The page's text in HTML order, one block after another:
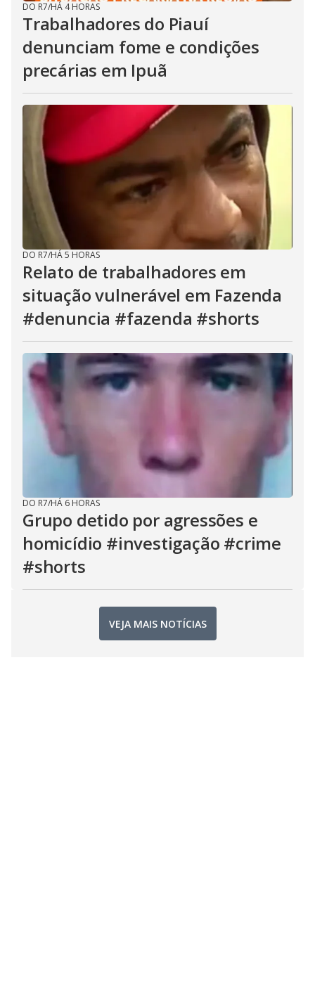
DO R7/HÁ 4 HORAS
Trabalhadores do Piauí
denunciam fome e condições
precárias em Ipuã
DO R7/HÁ 5 HORAS
Relato de trabalhadores em
situação vulnerável em Fazenda
#denuncia #fazenda #shorts
DO R7/HÁ 6 HORAS
Grupo detido por agressões e
homicídio #investigação #crime
#shorts
VEJA MAIS NOTÍCIAS